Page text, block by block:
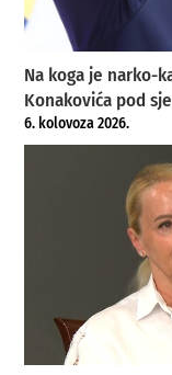
Na koga je narko-
Konakovića pod
6. kolovoza 2026.